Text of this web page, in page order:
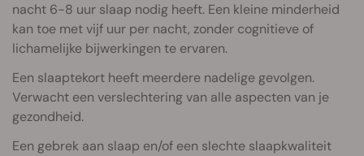
nacht 6-8 uur slaap nodig heeft. Een kleine minderheid
kan toe met vijf uur per nacht, zonder cognitieve of
lichamelijke bijwerkingen te ervaren.
Een slaaptekort heeft meerdere nadelige gevolgen.
Verwacht een verslechtering van alle aspecten van je
gezondheid.
Een gebrek aan slaap en/of een slechte slaapkwaliteit